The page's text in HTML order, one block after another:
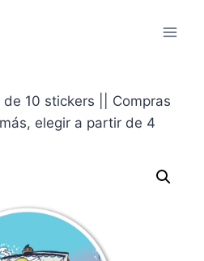
10 stickers || Compras
elegir a partir de 4